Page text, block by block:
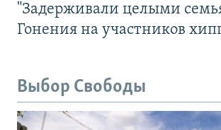
"Задерживали целыми
Гонения на участников
Выбор Свободы